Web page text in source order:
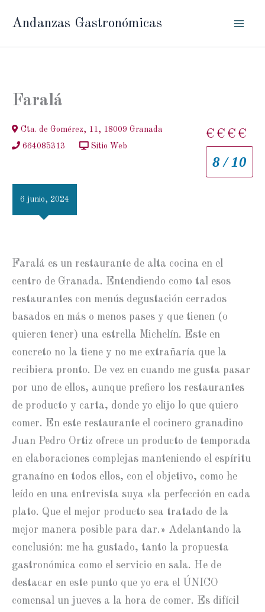
Andanzas Gastronómicas
Faralá
Cta. de Gomérez, 11, 18009 Granada
664085313
Sitio Web
€ € € €
8 / 10
6 junio, 2024
Faralá es un restaurante de alta cocina en el
centro de Granada. Entendiendo como tal esos
restaurantes con menús degustación cerrados
basados en más o menos pases y que tienen (o
quieren tener) una estrella Michelín. Este en
concreto no la tiene y no me extrañaría que la
recibiera pronto. De vez en cuando me gusta pasar
por uno de ellos, aunque prefiero los restaurantes
de producto y carta, donde yo elijo lo que quiero
comer. En este restaurante el cocinero granadino
Juan Pedro Ortiz ofrece un producto de temporada
en elaboraciones complejas manteniendo el espíritu
granaíno en todos ellos, con el objetivo, como he
leído en una entrevista suya «la perfección en cada
plato. Que el mejor producto sea tratado de la
mejor manera posible para dar.» Adelantando la
conclusión: me ha gustado, tanto la propuesta
gastronómica como el servicio en sala. He de
destacar en este punto que yo era el ÚNICO
comensal un jueves a la hora de comer. Es difícil